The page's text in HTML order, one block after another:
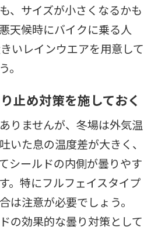
、サイズが小さくなるかも
天候時にバイクに乗る人
いレインウエアを用意して
。
止め対策を施しておく
りませんが、冬場は外気温
いた息の温度差が大きく、
シールドの内側が曇りやす
。特にフルフェイスタイプ
は注意が必要でしょう。
の効果的な曇り対策として